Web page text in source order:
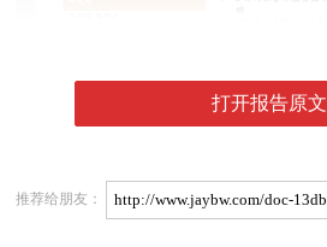
打开报告原文
推荐给朋友：